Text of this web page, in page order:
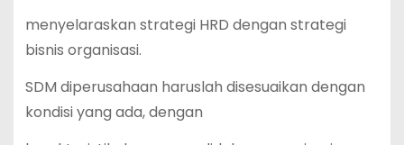
menyelaraskan strategi HRD dengan strategi
bisnis organisasi.
SDM diperusahaan haruslah disesuaikan dengan
kondisi yang ada, dengan